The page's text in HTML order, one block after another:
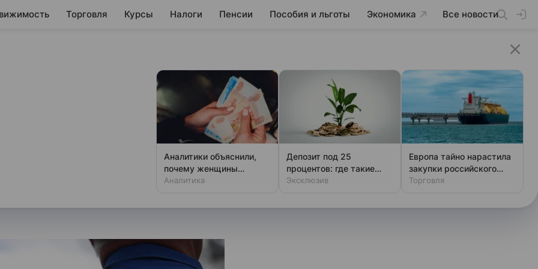
Торговля Курсы Налоги Пенсии Пособия и льготы Экономика Все новости
отрасли
самые высокие зарплаты
Fersol, предоставившие свои
Аналитики объяснили,
почему женщины
зарабатывают меньше
Аналитика
Депозит под 25
процентов: где такие
ставки
Эксклюзив
Европа тайно нарастила
закупки российского
газа
Торговля